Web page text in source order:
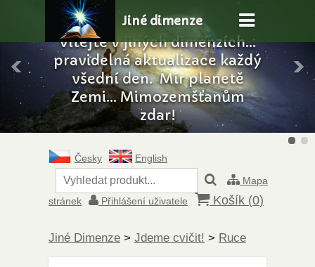
Vítejte v jiných dimenzích...
pravidelná aktualizace každý
všední den. Mír planetě
Zemi... Mimozemšťanům
zdar!
Jiné dimenze
Česky
English
Mapa
stránek
Přihlášení uživatele Košík (0)
Jiné Dimenze > Jdeme cvičit! > Ruce